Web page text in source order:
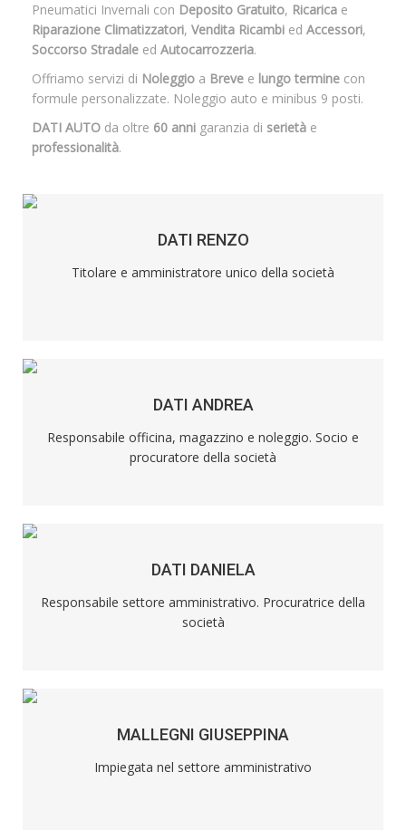
Pneumatici Invernali con Deposito Gratuito, Ricarica e
Riparazione Climatizzatori, Vendita Ricambi ed Accessori,
Soccorso Stradale ed Autocarrozzeria.
Offriamo servizi di Noleggio a Breve e lungo termine con
formule personalizzate. Noleggio auto e minibus 9 posti.
DATI AUTO da oltre 60 anni garanzia di serietà e
professionalità.
DATI RENZO
Titolare e amministratore unico della società
DATI ANDREA
Responsabile officina, magazzino e noleggio. Socio e
procuratore della società
DATI DANIELA
Responsabile settore amministrativo. Procuratrice della
società
MALLEGNI GIUSEPPINA
Impiegata nel settore amministrativo